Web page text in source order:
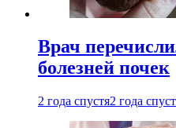
Врач
болезней почек
2 года спустя2 года